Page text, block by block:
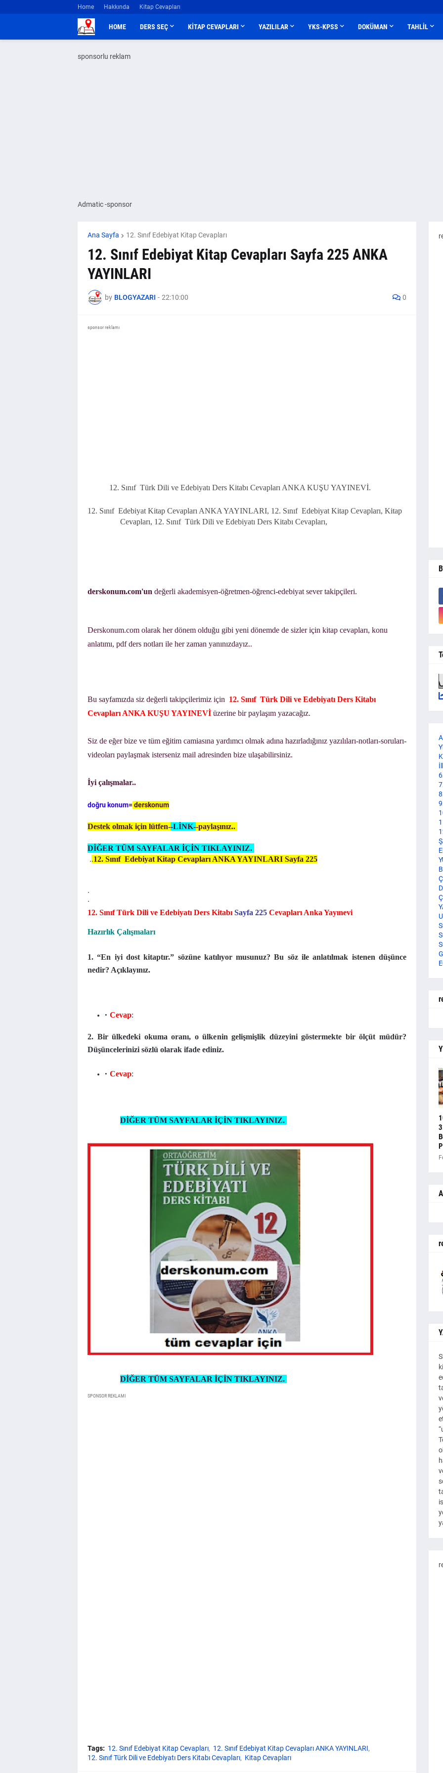
Home Hakkında Kitap Cevapları
HOME DERS SEÇ KİTAP CEVAPLARI YAZILILAR YKS-KPSS DOKÜMAN TAHLİL
sponsorlu reklam
Admatic -sponsor
Ana Sayfa 12. Sınıf Edebiyat Kitap Cevapları
12. Sınıf Edebiyat Kitap Cevapları Sayfa 225 ANKA
YAYINLARI
by BLOGYAZARI - 22:10:00 0
sponsor reklamı
12. Sınıf Türk Dili ve Edebiyatı Ders Kitabı Cevapları ANKA KUŞU YAYINEVİ.
12. Sınıf Edebiyat Kitap Cevapları ANKA YAYINLARI, 12. Sınıf Edebiyat Kitap Cevapları, Kitap
Cevapları, 12. Sınıf Türk Dili veEdebiyatı Ders Kitabı Cevapları,
derskonum.com'un değerli akademisyen-öğretmen-öğrenci-edebiyat sever takipçileri.
Derskonum.com olarak her dönem olduğu gibi yeni dönemde de sizler için kitap cevapları, konu
anlatımı, pdf ders notları ile her zaman yanınızdayız..
Bu sayfamızda siz değerli takipçilerimiz için 12. Sınıf Türk Dili ve Edebiyatı Ders Kitabı
Cevapları ANKA KUŞU YAYINEVİ üzerine bir paylaşım yazacağız.
Siz de eğer bize ve tüm eğitim camiasına yardımcı olmak adına hazırladığınız yazılıları-notları-soruları-
videoları paylaşmak isterseniz mail adresinden bize ulaşabilirsiniz.
İyi çalışmalar..
doğru konum= derskonum
Destek olmak için lütfen--LİNK--paylaşınız..
DİĞER TÜM SAYFALAR İÇİN TIKLAYINIZ.
..12. Sınıf Edebiyat Kitap Cevapları ANKA YAYINLARI Sayfa 225
.
.
12. Sınıf Türk Dili ve Edebiyatı Ders Kitabı Sayfa 225 Cevapları Anka Yayınevi
Hazırlık Çalışmaları
1. “En iyi dost kitaptır.” sözüne katılıyor musunuz? Bu söz ile anlatılmak istenen düşünce
nedir? Açıklayınız.
Cevap:
2. Bir ülkedeki okuma oranı, o ülkenin gelişmişlik düzeyini göstermekte bir ölçüt müdür?
Düşüncelerinizi sözlü olarak ifade ediniz.
Cevap:
DİĞER TÜM SAYFALAR İÇİN TIKLAYINIZ.
DİĞER TÜM SAYFALAR İÇİN TIKLAYINIZ.
SPONSOR REKLAMI
Tags: 12. Sınıf Edebiyat Kitap Cevapları
12. Sınıf Edebiyat Kitap Cevapları ANKA YAYINLARI
12. Sınıf Türk Dili ve Edebiyatı Ders Kitabı Cevapları
Kitap Cevapları